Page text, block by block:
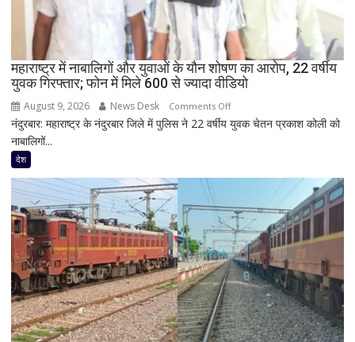
RLD
नेताओं
साथ
दिखी
झलक
महाराष्ट्र में नाबालिगों और युवाओं के यौन शोषण का आरोप, 22 वर्षीय
युवक गिरफ्तार; फोन में मिले 600 से ज्यादा वीडियो
August 9, 2026 News Desk Comments Offon
महाराष्ट्र
के
यौन
शोषण
का
आरोप,
22
वर्षीय
युवक
नंदुरबार: महाराष्ट्र के नंदुरबार जिले में पुलिस ने 22 वर्षीय युवक चेतन प्रकाश कोली को
नाबालिगों...
देश